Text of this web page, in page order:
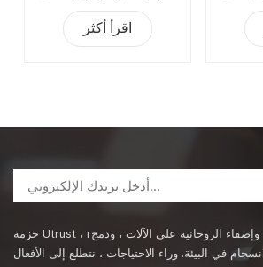
اقرأ أكثر
حزمة Utrust ، rاعتناق طبيعة الناس ، وإضفاء الروحانية على الآلات ، ودمج